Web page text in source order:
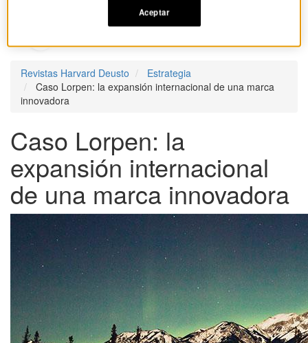
Revistas Harvard Deusto
Estrategia
Caso Lorpen: la expansión internacional de una marca
innovadora
Caso Lorpen: la
expansión internacional
de una marca innovadora
Aceptar